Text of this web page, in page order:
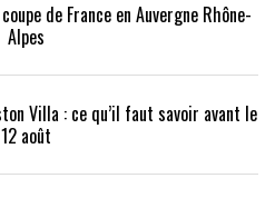
de France en Auvergne Rhône-
Alpes
Villa : ce qu’il faut savoir avant le
12 août